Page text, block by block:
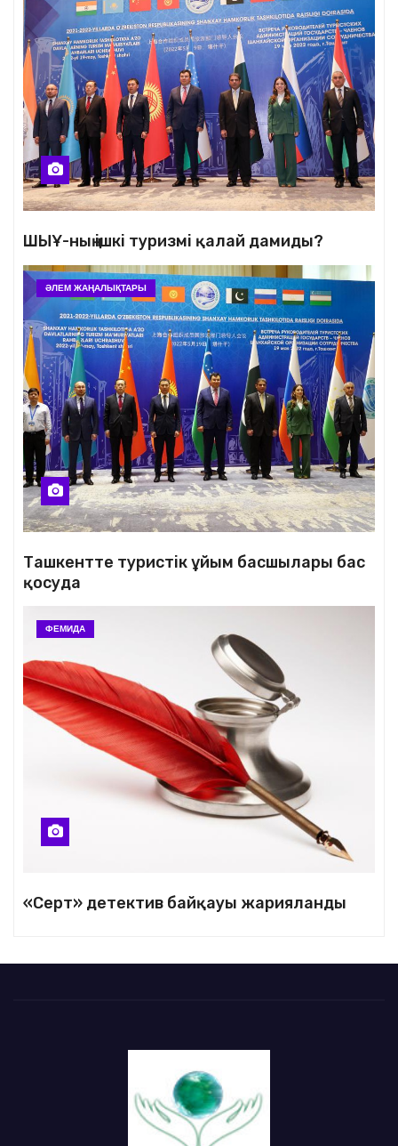
ШЫҰ-ның ішкі туризмі қалай дамиды?
ӘЛЕМ ЖАҢАЛЫҚТАРЫ
Ташкентте туристік ұйым басшылары бас
қосуда
ФЕМИДА
«Серт» детектив байқауы жарияланды